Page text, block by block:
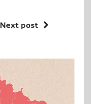
Next post